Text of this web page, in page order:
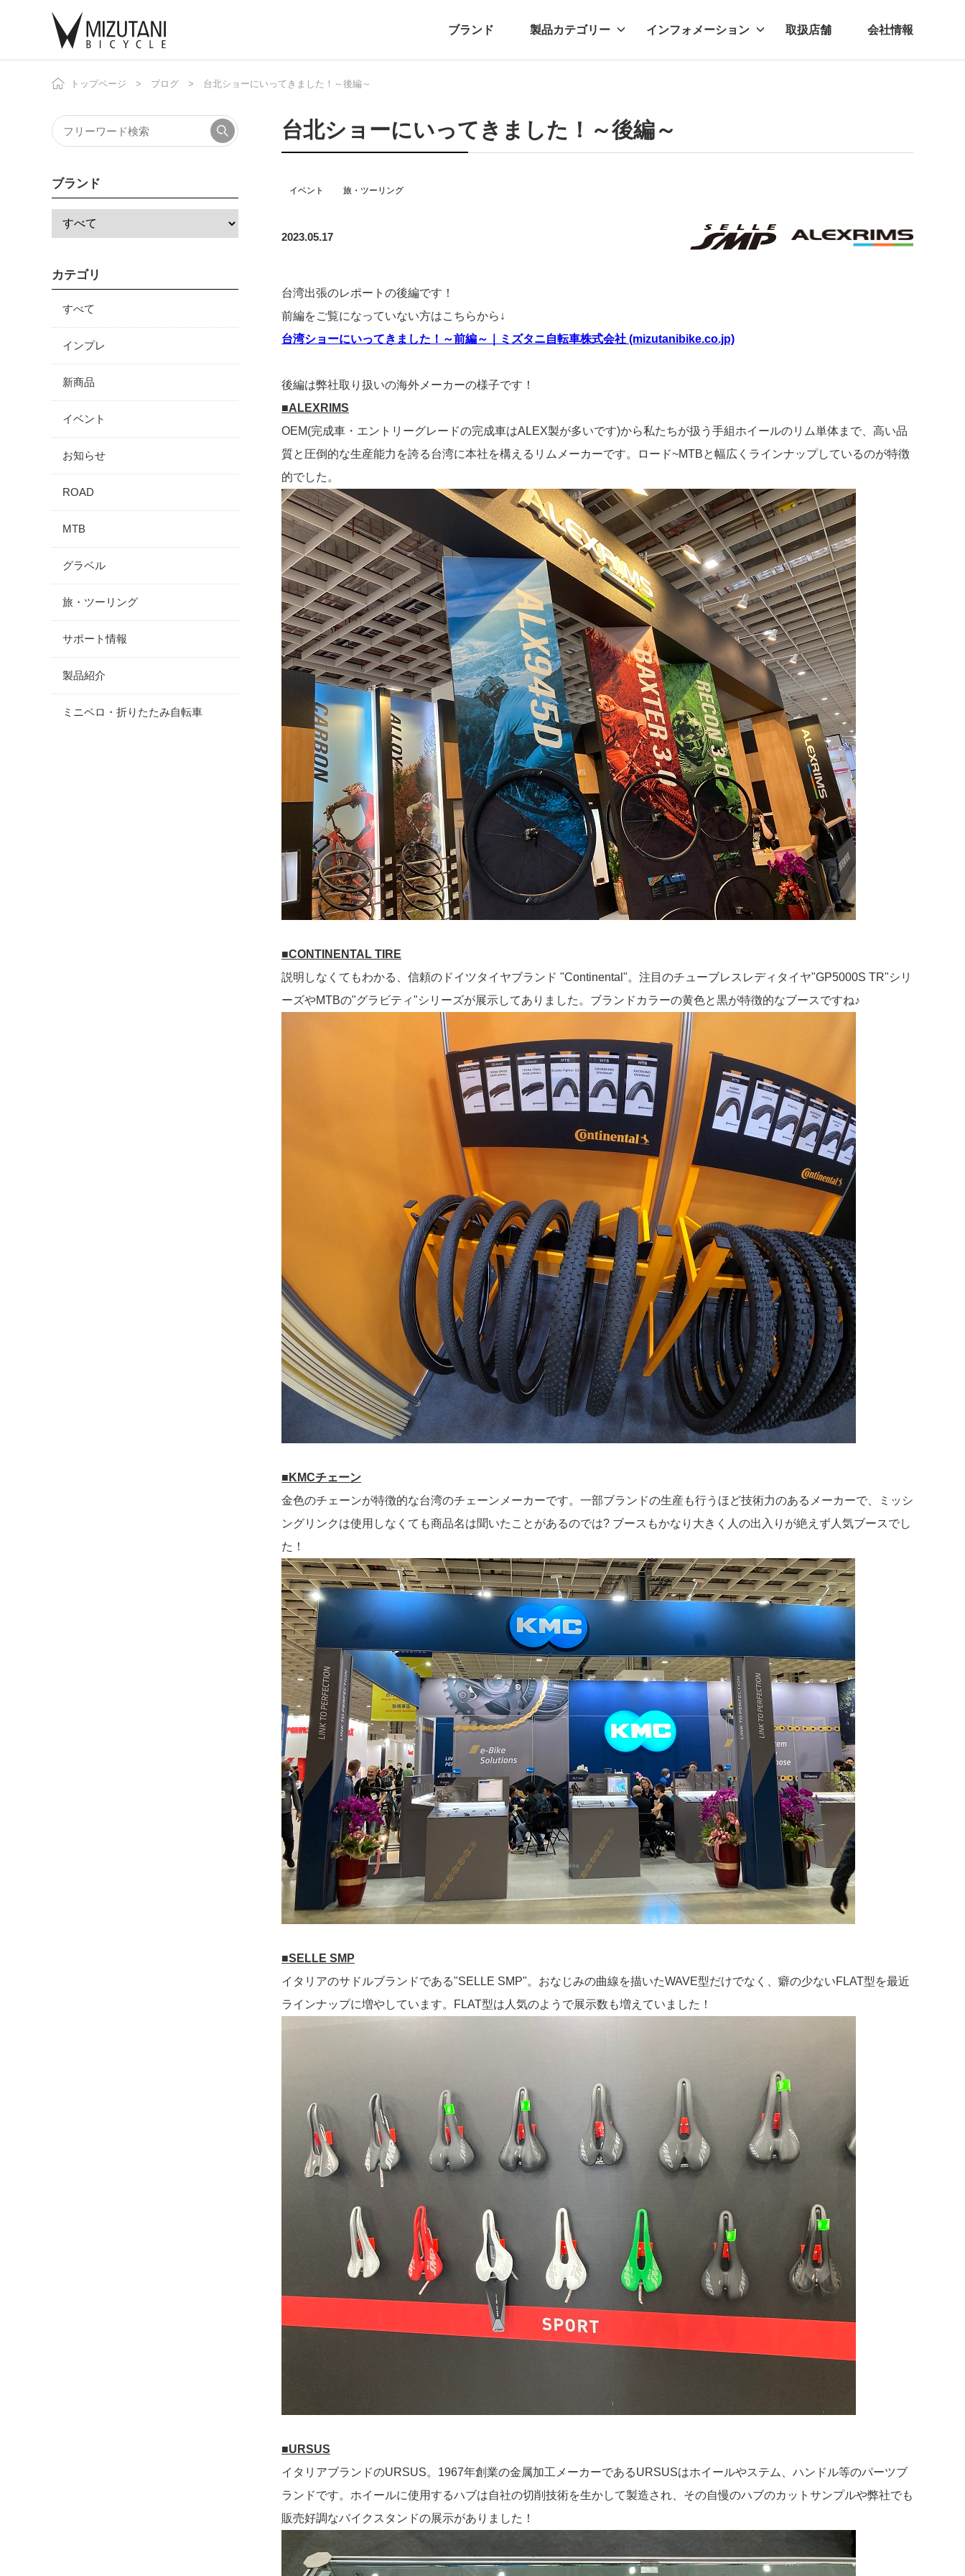
ブランド 製品カテゴリー
自転車
インフォメーション
ニュース
取扱店舗 会社情報
トップページ ブログ 台北ショーにいってきました！～後編～
台北ショーにいってきました！～後編～
イベント 旅・ツーリング
2023.05.17
台湾出張のレポートの後編です！
前編をご覧になっていない方はこちらから↓
台湾ショーにいってきました！～前編～｜ミズタニ自転車株式会社 (mizutanibike.co.jp)
後編は弊社取り扱いの海外メーカーの様子です！
■ALEXRIMS
OEM(完成車・エントリーグレードの完成車はALEX製が多いです)から私たちが扱う手組ホイールのリム単体まで、高い品
質と圧倒的な生産能力を誇る台湾に本社を構えるリムメーカーです。ロード~MTBと幅広くラインナップしているのが特徴
的でした。
■CONTINENTAL TIRE
説明しなくてもわかる、信頼のドイツタイヤブランド "Continental"。注目のチューブレスレディタイヤ"GP5000S TR"シリ
ーズやMTBの"グラビティ"シリーズが展示してありました。ブランドカラーの黄色と黒が特徴的なブースですね♪
■KMCチェーン
金色のチェーンが特徴的な台湾のチェーンメーカーです。一部ブランドの生産も行うほど技術力のあるメーカーで、ミッシ
ングリンクは使用しなくても商品名は聞いたことがあるのでは? ブースもかなり大きく人の出入りが絶えず人気ブースでし
た！
■SELLE SMP
イタリアのサドルブランドである"SELLE SMP"。おなじみの曲線を描いたWAVE型だけでなく、癖の少ないFLAT型を最近
ラインナップに増やしています。FLAT型は人気のようで展示数も増えていました！
■URSUS
イタリアブランドのURSUS。1967年創業の金属加工メーカーであるURSUSはホイールやステム、ハンドル等のパーツブ
ランドです。ホイールに使用するハブは自社の切削技術を生かして製造され、その自慢のハブのカットサンプルや弊社でも
販売好調なバイクスタンドの展示がありました！
ブランド
カテゴリ
すべて
インプレ
新商品
イベント
お知らせ
ROAD
MTB
グラベル
旅・ツーリング
サポート情報
製品紹介
ミニベロ・折りたたみ自転車